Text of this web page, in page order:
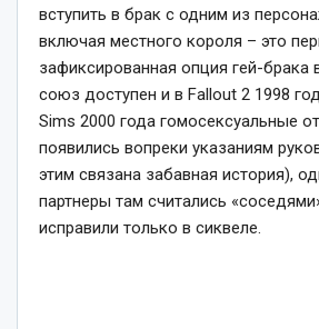
вступить в брак с одним из
включая местного короля – это
зафиксированная опция гей-брака
союз доступен и в Fallout 2 1998
Sims 2000 года гомосексуальные
появились вопреки указаниям
этим связана забавная история),
партнеры там считались
исправили только в сиквеле.